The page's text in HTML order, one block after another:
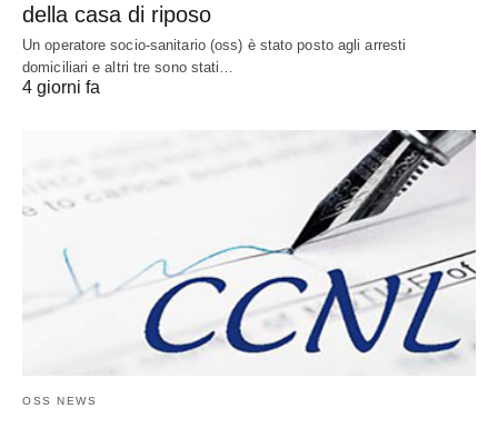
della casa di riposo
Un operatore socio-sanitario (oss) è stato posto agli arresti
domiciliari e altri tre sono stati…
4 giorni fa
OSS NEWS